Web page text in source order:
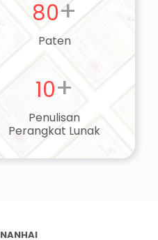
80+
Paten
10+
Penulisan
Perangkat Lunak
NANHAI